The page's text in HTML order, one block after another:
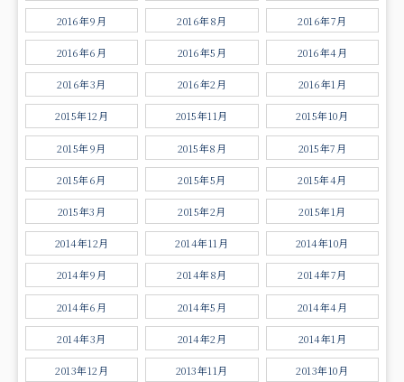
2016年9月 2016年8月 2016年7月
2016年6月 2016年5月 2016年4月
2016年3月 2016年2月 2016年1月
2015年12月 2015年11月 2015年10月
2015年9月 2015年8月 2015年7月
2015年6月 2015年5月 2015年4月
2015年3月 2015年2月 2015年1月
2014年12月 2014年11月 2014年10月
2014年9月 2014年8月 2014年7月
2014年6月 2014年5月 2014年4月
2014年3月 2014年2月 2014年1月
2013年12月 2013年11月 2013年10月